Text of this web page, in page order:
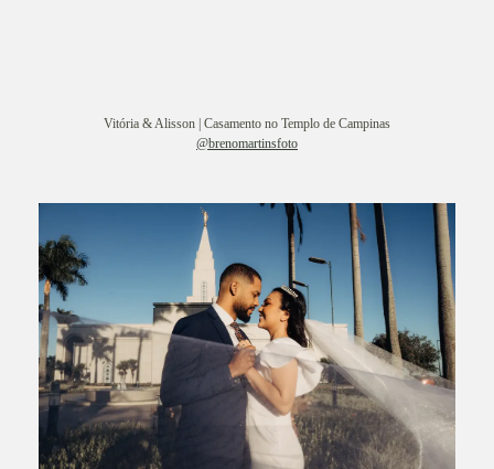
Vitória & Alisson | Casamento no Templo de Campinas
@brenomartinsfoto